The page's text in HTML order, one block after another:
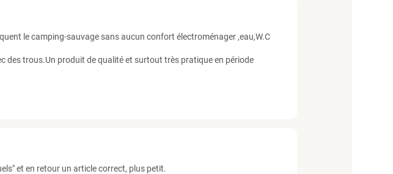
le camping-sauvage sans aucun confort électroménager ,eau,W.C
des trous.Un produit de qualité et surtout très pratique en période
et en retour un article correct, plus petit.